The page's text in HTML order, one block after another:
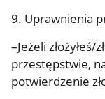
9. Uprawnienia
–Jeżeli złożyłeś/
przestępstwie,
potwierdzenie